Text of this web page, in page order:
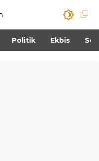
Politik Ekbis